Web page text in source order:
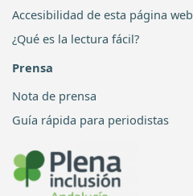
Accesibilidad de esta página web
¿Qué es la lectura fácil?
Prensa
Nota de prensa
Guía rápida para periodistas